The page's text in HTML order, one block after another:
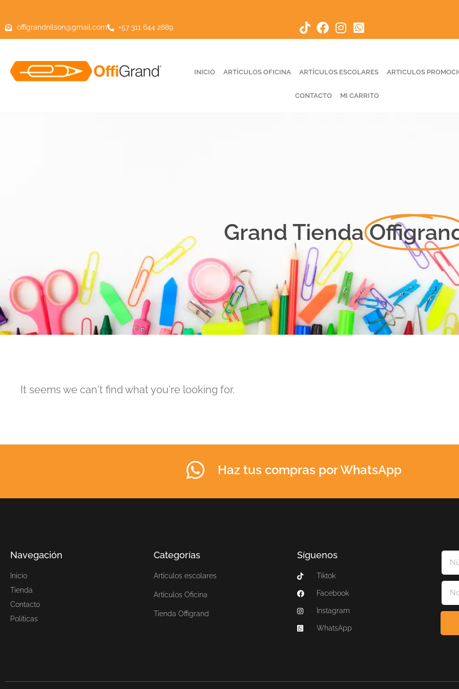
offigrandnilson@gmail.com +57 311 644 2889
INICIO ARTÍCULOS OFICINA ARTÍCULOS ESCOLARES ARTICULOS
CONTACTO MI CARRITO
Grand Tienda
It seems we can't find what you're looking for.
Haz tus compras por WhatsApp
Navegación
Inicio
Tienda
Contacto
Políticas
Categorías
Artículos escolares
Artículos Oficina
Tienda Offigrand
Síguenos
Tiktok
Facebook
Instagram
WhatsApp